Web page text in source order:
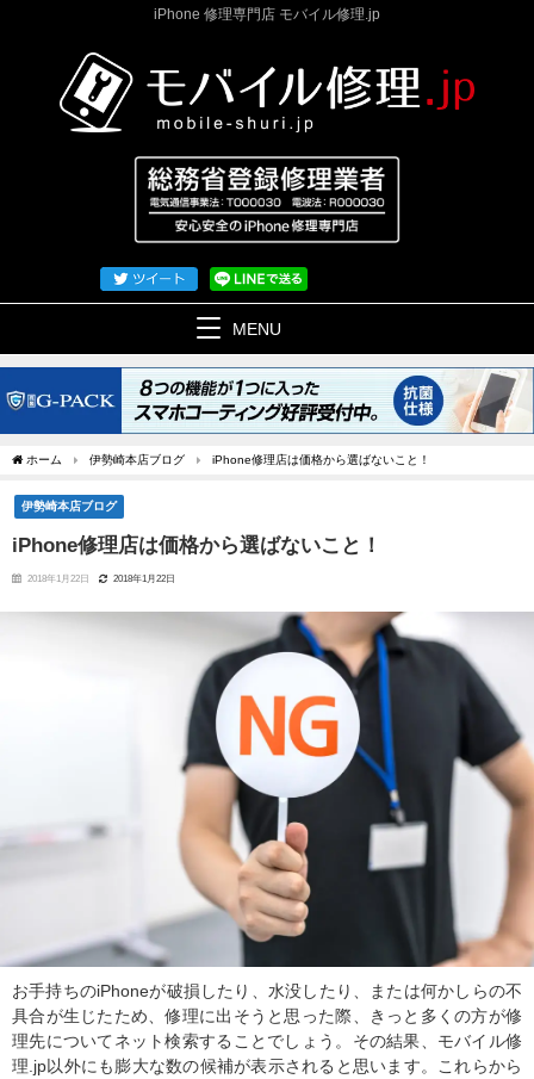
iPhone 修理専門店 モバイル修理.jp
MENU
ホーム 伊勢崎本店ブログ iPhone修理店は価格から選ばないこと！
伊勢崎本店ブログ
iPhone修理店は価格から選ばないこと！
2018年1月22日 2018年1月22日
お手持ちのiPhoneが破損したり、水没したり、または何かしらの不
具合が生じたため、修理に出そうと思った際、きっと多くの方が修
理先についてネット検索することでしょう。その結果、モバイル修
理.jp以外にも膨大な数の候補が表示されると思います。これらから